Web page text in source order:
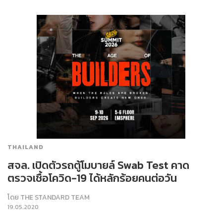
THAILAND
สจล. เปิดตัวรถตู้โมบายล์ Swab Test คาด
ตรวจเชื้อโควิด-19 ได้หลักร้อยคนต่อวัน
โดย THE STANDARD TEAM
19.05.2020